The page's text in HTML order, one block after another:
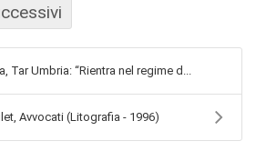
Tar Umbria: “Rientra nel regime d...
Avvocati (Litografia - 1996)